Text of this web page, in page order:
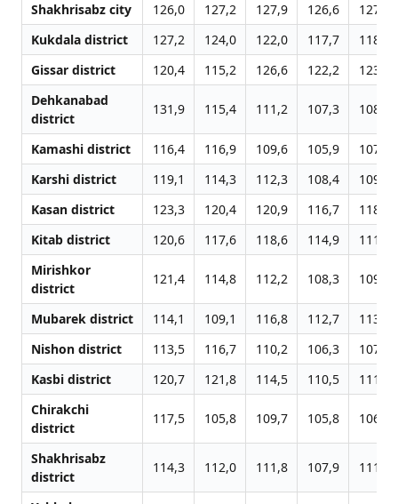
Shakhrisabz city
126,0 127,2 127,9 126,6
127,6
Kukdala district
127,2 124,0 122,0 117,7
118,6
Gissar district
120,4 115,2 126,6 122,2
123,1
Dehkanabad
district
131,9 115,4 111,2 107,3 108,2
Kamashi district 116,4 116,9 109,6 105,9
107,2
Karshi district
119,1 114,3 112,3 108,4
109,0
Kasan district
123,3 120,4 120,9 116,7
118,7
Kitab district
120,6 117,6 118,6 114,9
111,8
Mirishkor
district
121,4 114,8 112,2 108,3 109,2
Mubarek district 114,1 109,1 116,8 112,7
113,5
Nishon district
113,5 116,7 110,2 106,3
107,2
Kasbi district
120,7 121,8 114,5 110,5
111,5
Chirakchi
district
117,5 105,8 109,7 105,8 106,6
Shakhrisabz
district
114,3 112,0 111,8 107,9 111,2